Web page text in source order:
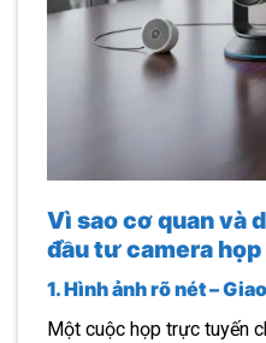
Vì sao cơ quan và
đầu tư camera
1. Hình ảnh rõ nét –
Một cuộc họp trực tuyến